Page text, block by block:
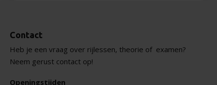
Contact
Heb je een vraag over rijlessen, theorie of examen?
Neem gerust contact op!
Openingstijden